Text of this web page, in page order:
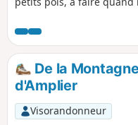
De la
d'Amplier
Visorandonneur